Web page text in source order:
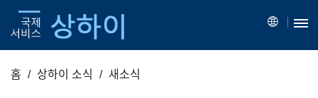
홈 상하이 소식 새소식